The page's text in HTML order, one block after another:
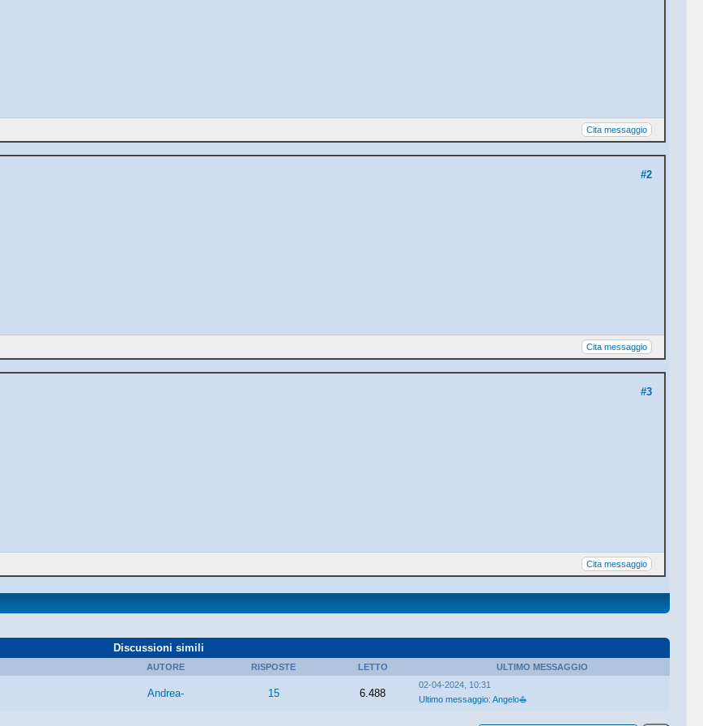
Cita messaggio
#2
Cita messaggio
#3
Cita messaggio
Discussioni simili
AUTORE RISPOSTE LETTO ULTIMO MESSAGGIO
Andrea- 15 6.488
02-04-2024, 10:31
Ultimo messaggio: Angelo⛵